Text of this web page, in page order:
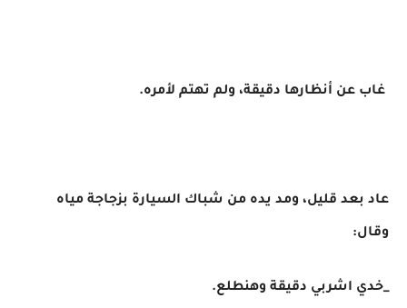
غاب عن أنظارها دقيقة، ولم تهتم لأمره.
عاد بعد قليل، ومد يده من شباك السيارة بزجاجة مياه
وقال:
_خدي اشربي دقيقة وهنطلع.